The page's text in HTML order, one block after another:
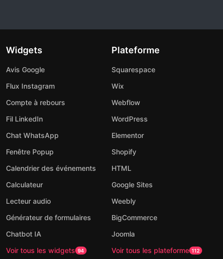
Widgets
Avis Google
Flux Instagram
Compte à rebours
Fil LinkedIn
Chat WhatsApp
Fenêtre Popup
Calendrier des événements
Calculateur
Lecteur audio
Générateur de formulaires
Chatbot IA
Voir tous les widgets 94
Plateforme
Squarespace
Wix
Webflow
WordPress
Elementor
Shopify
HTML
Google Sites
Weebly
BigCommerce
Joomla
Voir tous les plateforme 112